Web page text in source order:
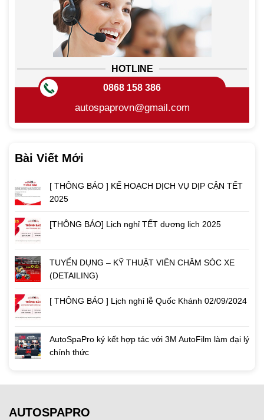
HOTLINE
0868 158 386
autospaprovn@gmail.com
Bài Viết Mới
[ THÔNG BÁO ] KẾ HOẠCH DỊCH VỤ DỊP CẬN TẾT
2025
[THÔNG BÁO] Lịch nghỉ TẾT dương lịch 2025
TUYỂN DỤNG – KỸ THUẬT VIÊN CHĂM SÓC XE
(DETAILING)
[ THÔNG BÁO ] Lịch nghỉ lễ Quốc Khánh 02/09/2024
AutoSpaPro ký kết hợp tác với 3M AutoFilm làm đại lý
chính thức
AUTOSPAPRO